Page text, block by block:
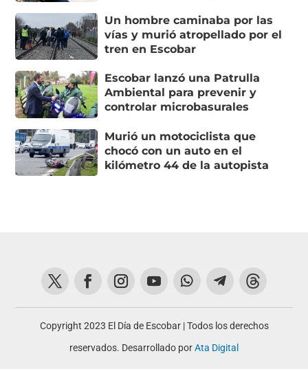
Un hombre caminaba por las
vías y murió atropellado por el
tren en Escobar
Escobar lanzó una Patrulla
Ambiental para prevenir y
controlar microbasurales
Murió un motociclista que
chocó con un auto en el
kilómetro 44 de la autopista
Copyright 2023 El Día de Escobar | Todos los derechos
reservados. Desarrollado porAta Digital